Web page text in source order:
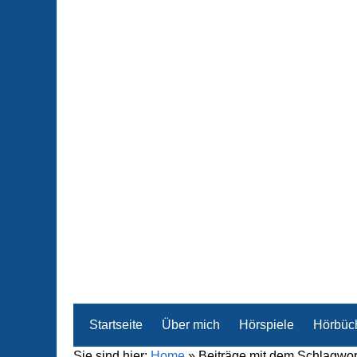
Startseite Über mich Hörspiele